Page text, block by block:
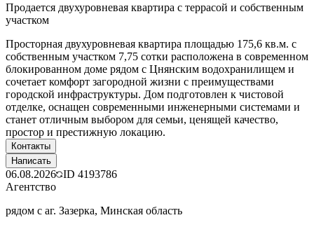
Продается двухуровневая квартира с террасой и собственным
участком
Просторная двухуровневая квартира площадью 175,6 кв.м. с
собственным участком 7,75 сотки расположена в современном
блокированном доме рядом с Цнянским водохранилищем и
сочетает комфорт загородной жизни с преимуществами
городской инфраструктуры. Дом подготовлен к чистовой
отделке, оснащен современными инженерными системами и
станет отличным выбором для семьи, ценящей качество,
простор и престижную локацию.
Контакты
Написать
06.08.2026 ID 4193786
Агентство
рядом с аг. Зазерка, Минская область